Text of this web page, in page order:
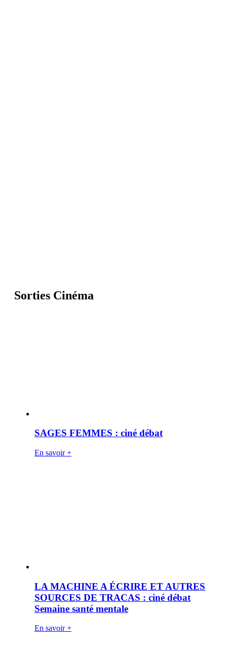
Sorties Cinéma
SAGES FEMMES : ciné débat
En savoir +
LA MACHINE A ÉCRIRE ET AUTRES
SOURCES DE TRACAS : ciné débat
Semaine santé mentale
En savoir +